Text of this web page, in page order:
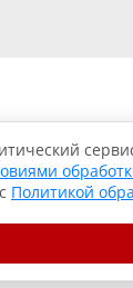
Политикой